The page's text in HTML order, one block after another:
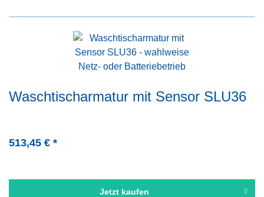
Waschtischarmatur mit Sensor SLU36
513,45 € *
Jetzt kaufen